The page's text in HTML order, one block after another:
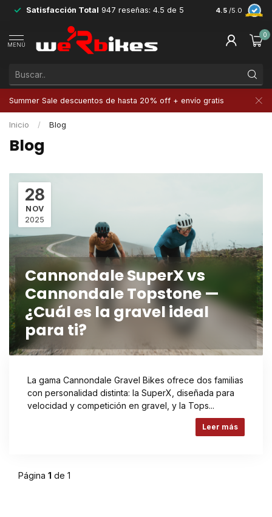
Satisfacción Total 947 reseñas: 4.5 de 5 4.5 /5.0
MENÚ
0
Summer Sale descuentos de hasta 20% off + envío gratis
Inicio / Blog
Blog
28
NOV
2025
Cannondale SuperX vs
Cannondale Topstone —
¿Cuál es la gravel ideal
para ti?
La gama Cannondale Gravel Bikes ofrece dos familias
con personalidad distinta: la SuperX, diseñada para
velocidad y competición en gravel, y la Tops...
Leer más
Página 1 de 1